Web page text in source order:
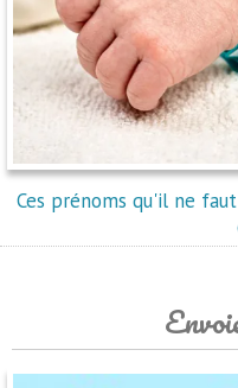
Ces prénoms qu'il ne